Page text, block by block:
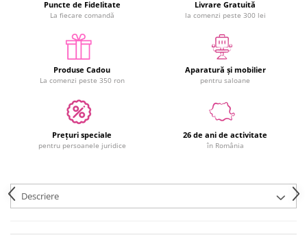
Puncte de Fidelitate
La fiecare comandă
Livrare Gratuită
la comenzi peste 300 lei
Produse Cadou
La comenzi peste 350 ron
Aparatură și mobilier
pentru saloane
Prețuri speciale
pentru persoanele juridice
26 de ani de activitate
în România
Descriere